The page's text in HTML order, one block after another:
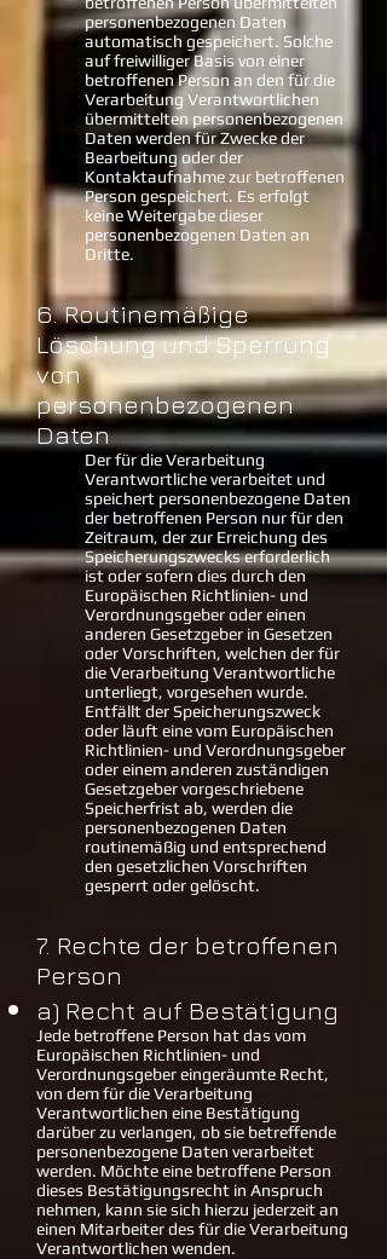
personenbezogenen Daten
automatisch gespeichert. Solche
auf freiwilliger Basis von einer
betroffenen Person an den für die
Verarbeitung Verantwortlichen
übermittelten personenbezogenen
Daten werden für Zwecke der
Bearbeitung oder der
Kontaktaufnahme zur betroffenen
Person gespeichert. Es erfolgt
keine Weitergabe dieser
personenbezogenen Daten an
Dritte.
6. Routinemäßige
Löschung und Sperrung
von
personenbezogenen
Daten
Der für die Verarbeitung
Verantwortliche verarbeitet und
speichert personenbezogene Daten
der betroffenen Person nur für den
Zeitraum, der zur Erreichung des
Speicherungszwecks erforderlich
ist oder sofern dies durch den
Europäischen Richtlinien- und
Verordnungsgeber oder einen
anderen Gesetzgeber in Gesetzen
oder Vorschriften, welchen der für
die Verarbeitung Verantwortliche
unterliegt, vorgesehen wurde.
Entfällt der Speicherungszweck
oder läuft eine vom Europäischen
Richtlinien- und Verordnungsgeber
oder einem anderen zuständigen
Gesetzgeber vorgeschriebene
Speicherfrist ab, werden die
personenbezogenen Daten
routinemäßig und entsprechend
den gesetzlichen Vorschriften
gesperrt oder gelöscht.
7. Rechte der betroffenen
Person
a) Recht auf Bestätigung
Jede betroffene Person hat das vom
Europäischen Richtlinien- und
Verordnungsgeber eingeräumte Recht,
von dem für die Verarbeitung
Verantwortlichen eine Bestätigung
darüber zu verlangen, ob sie betreffende
personenbezogene Daten verarbeitet
werden. Möchte eine betroffene Person
dieses Bestätigungsrecht in Anspruch
nehmen, kann sie sich hierzu jederzeit an
einen Mitarbeiter des für die Verarbeitung
Verantwortlichen wenden.